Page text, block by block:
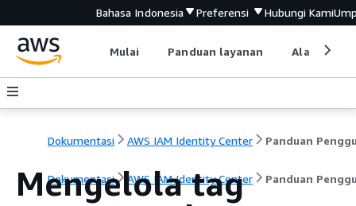
Bahasa Indonesia Preferensi Hubungi Kami
Mulai Panduan layanan Alat
Dokumentasi AWS IAM Identity Center Panduan
Dokumentasi AWS IAM Identity Center Panduan
Mengelola tag